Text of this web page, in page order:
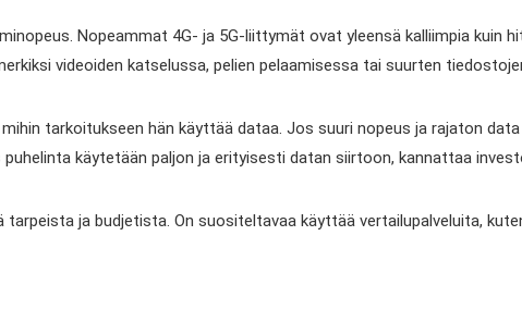
Nopeammat 4G- ja 5G-liittymät ovat yleensä kalliimpia
videoiden katselussa, pelien pelaamisessa tai suurten
tarkoitukseen hän käyttää dataa. Jos suuri nopeus ja rajaton
käytetään paljon ja erityisesti datan siirtoon, kannattaa
ja budjetista. On suositeltavaa käyttää vertailupalveluita,